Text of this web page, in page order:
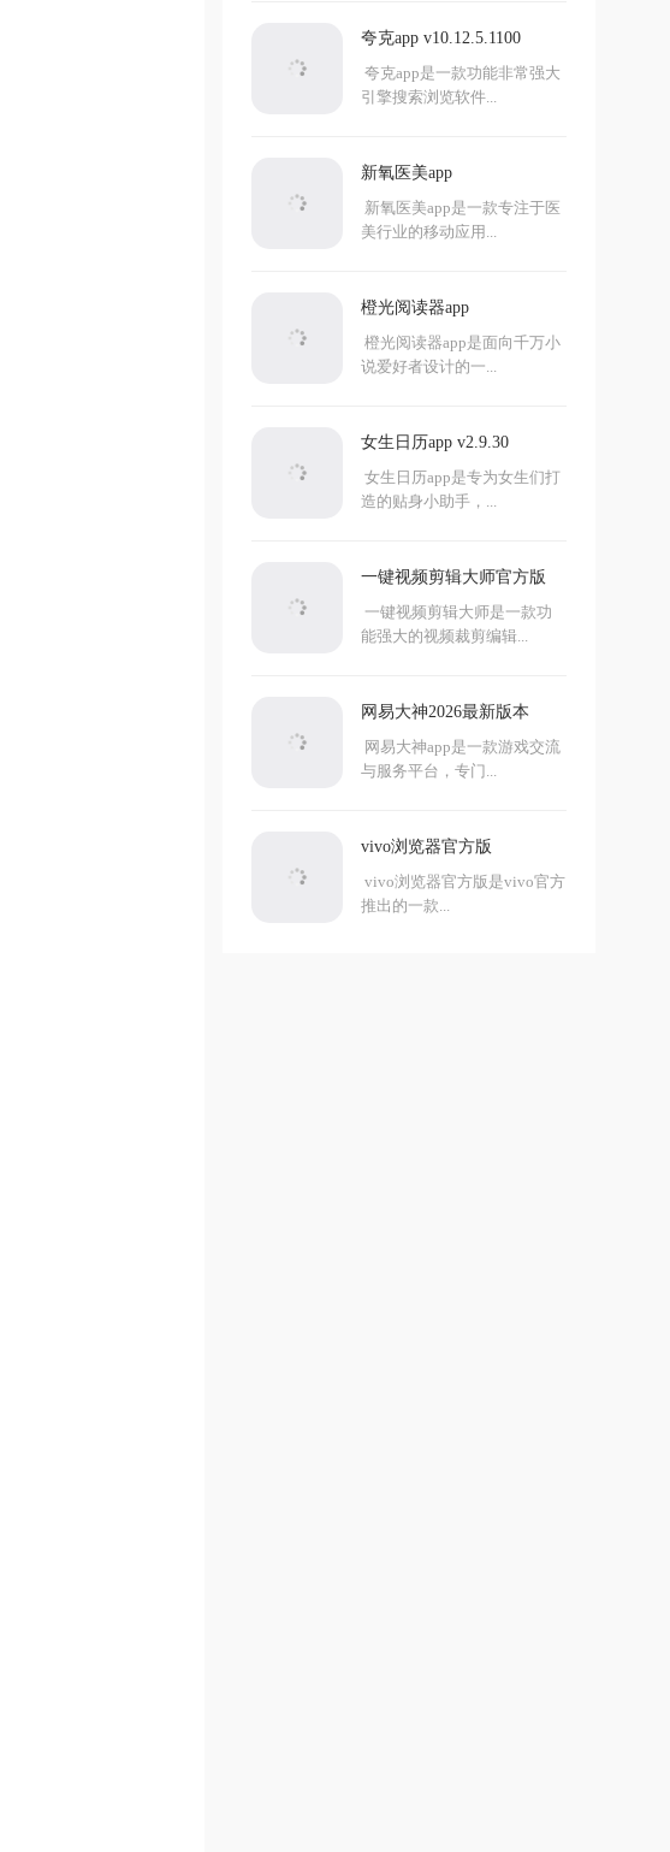
夸克app v10.12.5.1100
夸克app是一款功能非常强大
引擎搜索浏览软件...
新氧医美app
新氧医美app是一款专注于医
美行业的移动应用...
橙光阅读器app
橙光阅读器app是面向千万小
说爱好者设计的一...
女生日历app v2.9.30
女生日历app是专为女生们打
造的贴身小助手，...
一键视频剪辑大师官方版
一键视频剪辑大师是一款功
能强大的视频裁剪编辑...
网易大神2026最新版本
网易大神app是一款游戏交流
与服务平台，专门...
vivo浏览器官方版
vivo浏览器官方版是vivo官方
推出的一款...